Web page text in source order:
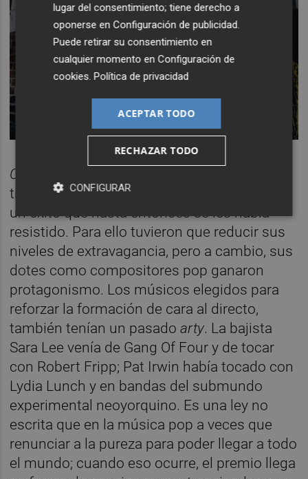
Cosmic Thing
treinta y cinco años, bendijo a los B-52’s con
un éxito que hasta entonces se les había
resistido. Para ello tuvieron que reducir sus
niveles de extravagancia, pero a cambio, sus
dotes como compositores pop ganaron
protagonismo. Los músicos elegidos para
reforzar la formación de cara al directo,
también tenían un pasadoarty. La bajista
Sara Lee venía de Gang Of Four y de tocar
con Robert Fripp; Pat Irwin había tocado con
Lydia Lunch y en bandas del submundo
experimental neoyorquino. Es una ley no
escrita que en la música pop a veces que
renunciar a la pureza para poder llegar a todo
el mundo; cuando eso ocurre, el premio llega
lugar del consentimiento; tiene derecho a
oponerse enConfiguración de publicidad
Puede retirar su consentimiento en
cualquier momento enConfiguración de
cookies .Política de privacidad
ACEPTAR TODO
RECHAZAR TODO
CONFIGURAR